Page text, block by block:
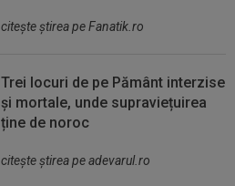
citeşte ştirea pe Fanatik.ro
Trei locuri de pe Pământ interzise
și mortale, unde supraviețuirea
ține de noroc
citeşte ştirea pe adevarul.ro